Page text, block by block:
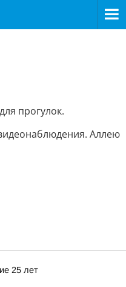
прогулок.
Аллею
25 лет